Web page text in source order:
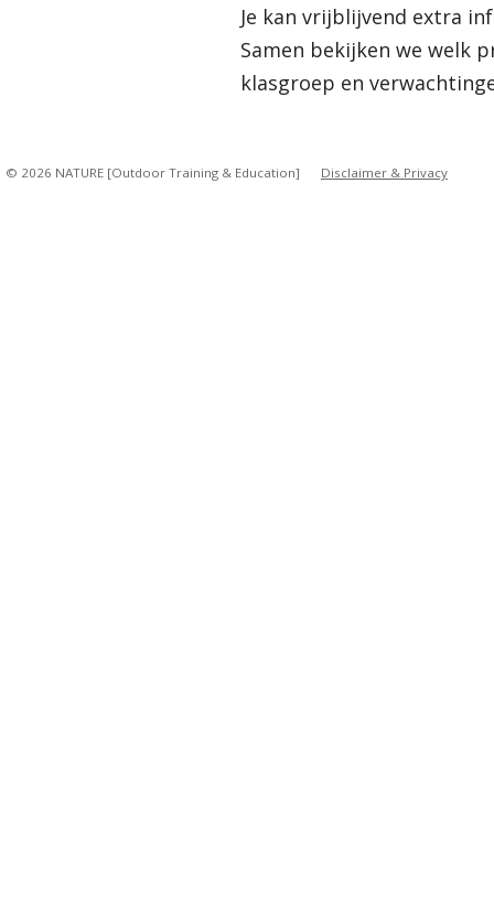
Je kan vrijblijvend extra
Samen bekijken we welk
klasgroep en
© 2026 NATURE [Outdoor Training & Education] Disclaimer & Privacy